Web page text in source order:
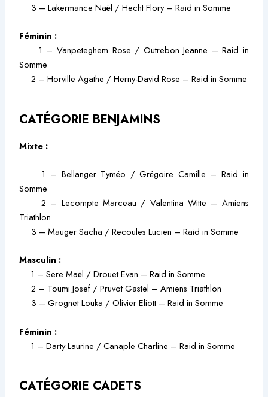
3 – Lakermance Naël / Hecht Flory – Raid in Somme
Féminin :
1 – Vanpeteghem Rose / Outrebon Jeanne – Raid in
Somme
2 – Horville Agathe / Herny-David Rose – Raid in Somme
CATÉGORIE BENJAMINS
Mixte :
1 – Bellanger Tyméo / Grégoire Camille – Raid in
Somme
2 – Lecompte Marceau / Valentina Witte – Amiens
Triathlon
3 – Mauger Sacha / Recoules Lucien – Raid in Somme
Masculin :
1 – Sere Maël / Drouet Evan – Raid in Somme
2 – Toumi Josef / Pruvot Gastel – Amiens Triathlon
3 – Grognet Louka / Olivier Eliott – Raid in Somme
Féminin :
1 – Darty Laurine / Canaple Charline – Raid in Somme
CATÉGORIE CADETS